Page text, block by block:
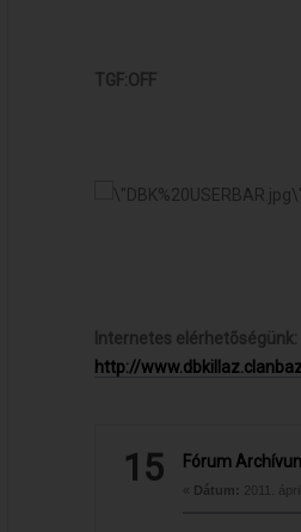
TGF:OFF
Internetes elérhetõségünk:
http://
15 Fórum
« Dátum: 2011.